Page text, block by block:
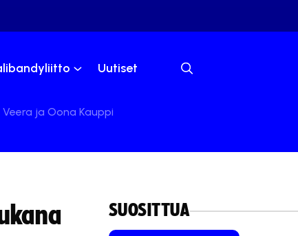
Uutiset
ja Oona Kauppi
SUOSITTUA